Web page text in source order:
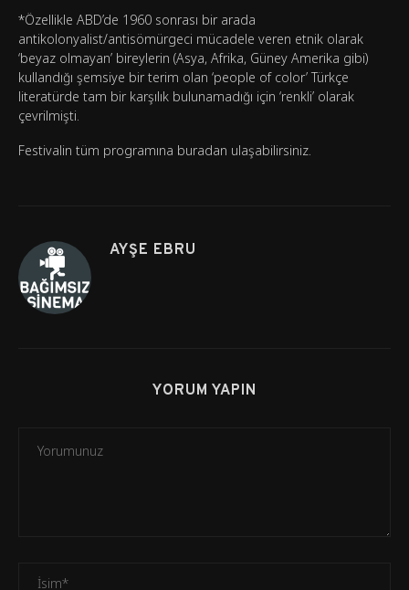
*Özellikle ABD’de 1960 sonrası bir arada
antikolonyalist/antisömürgeci mücadele veren etnik olarak
‘beyaz olmayan’ bireylerin (Asya, Afrika, Güney Amerika gibi)
kullandığı şemsiye bir terim olan ‘people of color’ Türkçe
literatürde tam bir karşılık bulunamadığı için ‘renkli’ olarak
çevrilmişti.
Festivalin tüm programına buradan ulaşabilirsiniz.
AYŞE EBRU
YORUM YAPIN